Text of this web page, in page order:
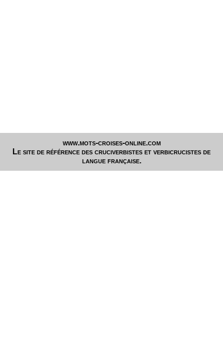
www.mots-croises-online.com
Le site de référence des cruciverbistes et verbicrucistes de
langue française.